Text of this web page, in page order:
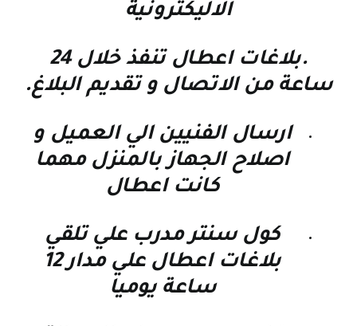
الاليكترونية
.بلاغات اعطال تنفذ خلال 24
ساعة من الاتصال و تقديم البلاغ.
ارسال الفنيين الي العميل و
اصلاح الجهاز بالمنزل مهما
كانت اعطال
كول سنتر مدرب علي تلقي
بلاغات اعطال علي مدار 12
ساعة يوميا